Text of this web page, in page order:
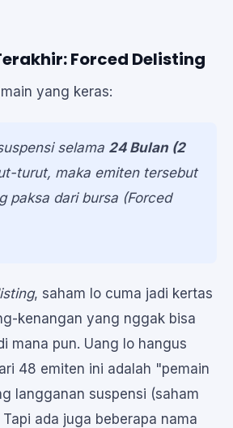
Forced Delisting
yang keras:
selama 24 Bulan (2
turut, maka emiten tersebut
paksa dari bursa (Forced
, saham lo cuma jadi kertas
kenangan yang nggak bisa
mana pun. Uang lo hangus
48 emiten ini adalah "pemain
langganan suspensi (saham
ada juga beberapa nama